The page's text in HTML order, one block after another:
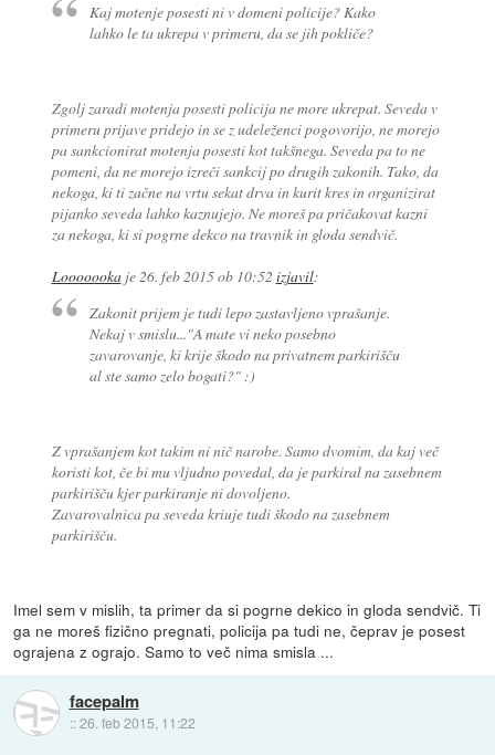
Kaj motenje posesti ni v domeni policije? Kako
lahko le ta ukrepa v primeru, da se jih pokliče?
Zgolj zaradi motenja posesti policija ne more ukrepat. Seveda v
primeru prijave pridejo in se z udeleženci pogovorijo, ne morejo
pa sankcionirat motenja posesti kot takšnega. Seveda pa to ne
pomeni, da ne morejo izreči sankcij po drugih zakonih. Tako, da
nekoga, ki ti začne na vrtu sekat drva in kurit kres in organizirat
pijanko seveda lahko kaznujejo. Ne moreš pa pričakovat kazni
za nekoga, ki si pogrne dekco na travnik in gloda sendvič.
Looooookaje26. feb 2015 ob 10:52 izjavil:
Zakonit prijem je tudi lepo zastavljeno vprašanje.
Nekaj v smislu..."A mate vi neko posebno
zavarovanje, ki krije škodo na privatnem parkirišču
al ste samo zelo bogati?" :)
Z vprašanjem kot takim ni nič narobe. Samo dvomim, da kaj več
koristi kot, če bi mu vljudno povedal, da je parkiral na zasebnem
parkirišču kjer parkiranje ni dovoljeno.
Zavarovalnica pa seveda kriuje tudi škodo na zasebnem
parkirišču.
Imel sem v mislih, ta primer da si pogrne dekico in gloda sendvič. Ti
ga ne moreš fizično pregnati, policija pa tudi ne, čeprav je posest
ograjena z ograjo. Samo to več nima smisla ...
facepalm
::26. feb 2015, 11:22